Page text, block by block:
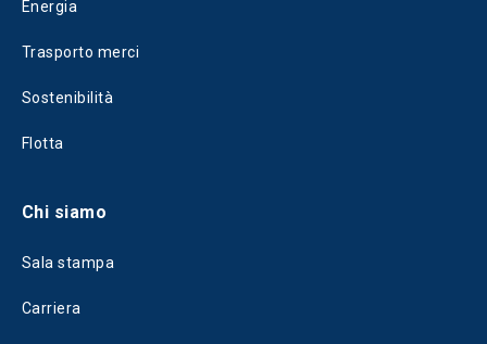
Energia
Trasporto merci
Sostenibilità
Flotta
Chi siamo
Sala stampa
Carriera